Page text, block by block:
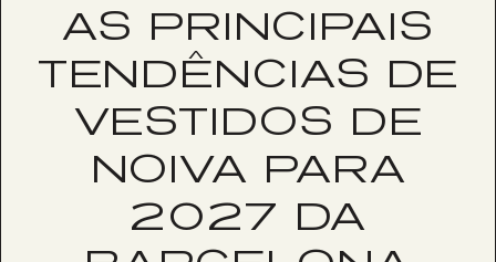
AS PRINCIPAIS
TENDÊNCIAS DE
VESTIDOS DE
NOIVA PARA
2027 DA